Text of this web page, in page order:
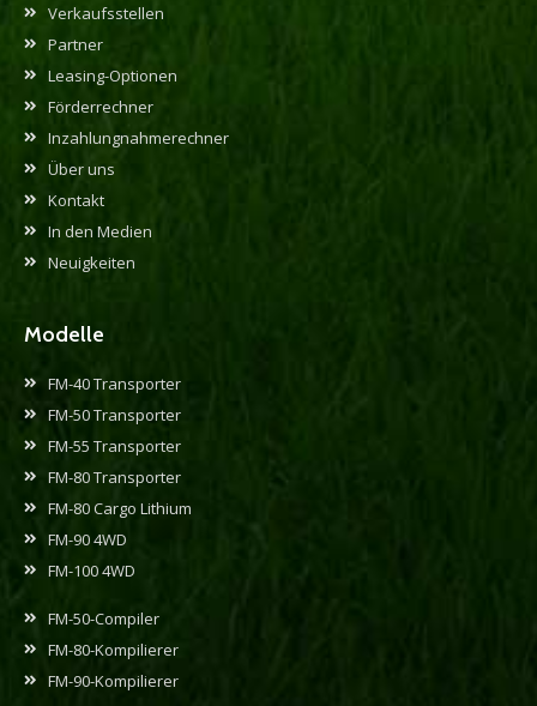
Verkaufsstellen
Partner
Leasing-Optionen
Förderrechner
Inzahlungnahmerechner
Über uns
Kontakt
In den Medien
Neuigkeiten
Modelle
FM-40 Transporter
FM-50 Transporter
FM-55 Transporter
FM-80 Transporter
FM-80 Cargo Lithium
FM-90 4WD
FM-100 4WD
FM-50-Compiler
FM-80-Kompilierer
FM-90-Kompilierer